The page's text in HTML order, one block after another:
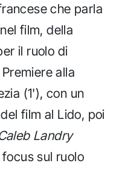
che parla
film, della
il ruolo di
alla
(1'), con un
film al Lido, poi
Landry
sul ruolo